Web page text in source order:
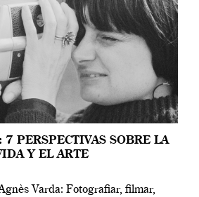
7 PERSPECTIVAS SOBRE LA
Y EL ARTE
Varda: Fotografiar, filmar,